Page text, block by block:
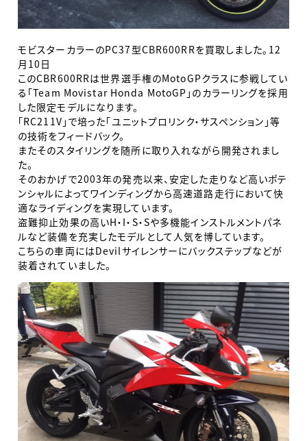
モビスターカラーのPC37型CBR600RRを買取しました。12
月10日
このCBR600RRは世界選手権のMotoGPクラスに参戦してい
る「Team Movistar Honda MotoGP」のカラーリングを採用
した限定モデルになります。
「RC211V」で培った「ユニットプロリンク・サスペンション」等
の技術をフィードバック。
またそのスタイリングを随所に取り入れながら開発されまし
た。
そのおかげで2003年の発売以来、安定した走りなど高いポテ
ンシャルによってワインディングから高速道路走行において快
適なライディングを実現しています。
盗難抑止効果の高いH・I・S・Sや多機能インストルメントパネ
ルなど装備を充実したモデルとして人気を博しています。
こちらの車両にはDevilサイレンサーにバックステップなどが
装着されていました。